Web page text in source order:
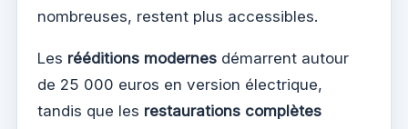
nombreuses, restent plus accessibles.
Les rééditions modernes démarrent autour
de 25 000 euros en version électrique,
tandis que les restaurations complètes